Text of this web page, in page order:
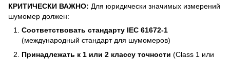
КРИТИЧЕСКИ ВАЖНО: Для юридически значимых измерений
шумомер должен:
Соответствовать стандарту IEC 61672-1
(международный стандарт для шумомеров)
Принадлежать к 1 или 2 классу точности (Class 1 или